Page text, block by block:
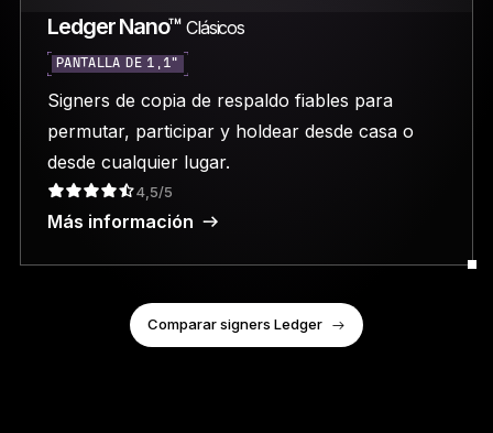
Ledger Nano™ Clásicos
PANTALLA DE 1,1"
Signers de copia de respaldo fiables para
permutar, participar y holdear desde casa o
desde cualquier lugar.
4,5/5
Más información
Comparar signers Ledger